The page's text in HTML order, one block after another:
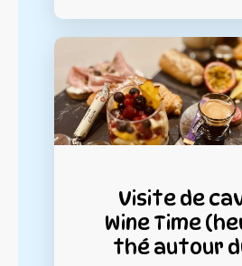
Visite de
Wine Time
thé autour